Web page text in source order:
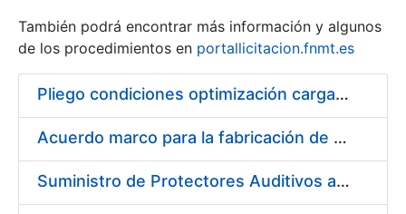
Erakutsi/Ezkutatu
También podrá encontrar más información y algunos
de los procedimientos en portallicitacion.fnmt.es
Pliego condiciones optimización cargas compras firmado
Acuerdo marco para la fabricación de piezas
Suministro de Protectores Auditivos a medida para las personas trabajadoras de los Centros de Trabajo de Madrid y Burgos